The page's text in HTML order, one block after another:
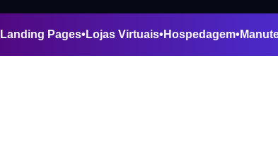
Sites•Landing Pages •Lojas Virtuais•Hospedagem•